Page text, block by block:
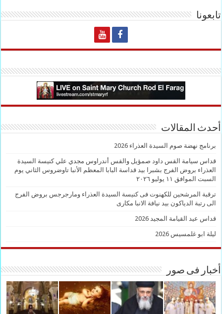
تابعونا
أحدث المقالات
برنامج نهضة صوم السيدة العذراء 2026
قداس سيامة القس داود صمؤيل والقس أندراوس مجدي علي كنيسة السيدة
العذراء بروض الفرج بشبرا بيد قداسة البابا المعظم الأنبا تاوضروس الثاني يوم
السبت الموافق ١١ يوليو ٢٠٢٦
ترقبة المرشحين للكهنوت فى كنيسة السيدة العذراء ومارجرجس بروض الفرج
الى رتبة الدياكون بيد نيافة الانبا مكارى
قداس عيد القيامة المجيد 2026
ليلة ابو غلمسيس 2026
أخبار فى صور